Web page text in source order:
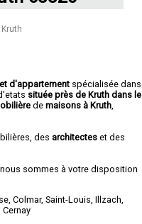
d'appartement spécialisée dans
située près de Kruth dans le
demaisons à Kruth
des architectes et des
sommes à votre disposition
,Colmar,Saint-Louis ,Illzach
Cernay